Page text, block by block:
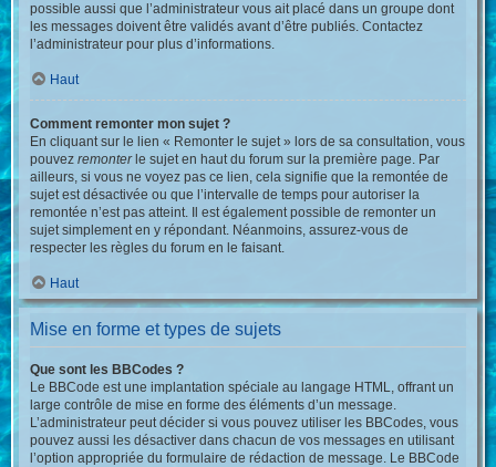
possible aussi que l’administrateur vous ait placé dans un groupe dont
les messages doivent être validés avant d’être publiés. Contactez
l’administrateur pour plus d’informations.
Haut
Comment remonter mon sujet ?
En cliquant sur le lien « Remonter le sujet » lors de sa consultation, vous
pouvezremonterle sujet en haut du forum sur la première page. Par
ailleurs, si vous ne voyez pas ce lien, cela signifie que la remontée de
sujet est désactivée ou que l’intervalle de temps pour autoriser la
remontée n’est pas atteint. Il est également possible de remonter un
sujet simplement en y répondant. Néanmoins, assurez-vous de
respecter les règles du forum en le faisant.
Haut
Mise en forme et types de sujets
Que sont les BBCodes ?
Le BBCode est une implantation spéciale au langage HTML, offrant un
large contrôle de mise en forme des éléments d’un message.
L’administrateur peut décider si vous pouvez utiliser les BBCodes, vous
pouvez aussi les désactiver dans chacun de vos messages en utilisant
l’option appropriée du formulaire de rédaction de message. Le BBCode